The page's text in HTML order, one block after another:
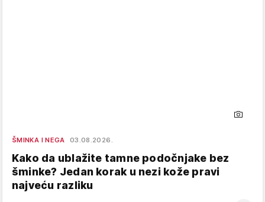
ŠMINKA I NEGA 03.08.2026.
Kako da ublažite tamne podočnjake bez
šminke? Jedan korak u nezi kože pravi
najveću razliku